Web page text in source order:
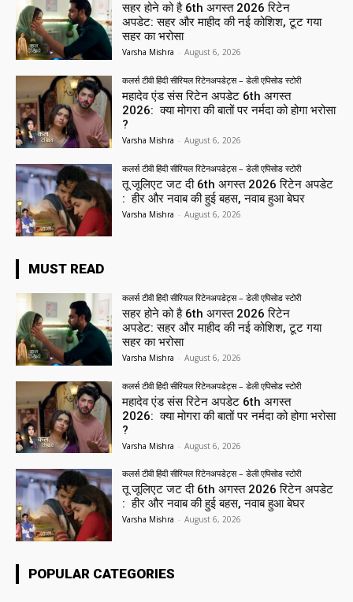
सहर होने को है 6th अगस्त 2026 रिटेन
अपडेट: सहर और माहीद की नई कोशिश, टूट गया
सहर का भरोसा
Varsha Mishra - August 6, 2026
कलर्स टीवी हिंदी सीरियल रिटेनअपडेट्स – डेली एपिसोड स्टोरी
महादेव एंड संस रिटेन अपडेट 6th अगस्त
2026: क्या मोगरा की बातों पर नर्मदा को होगा भरोसा
?
Varsha Mishra - August 6, 2026
कलर्स टीवी हिंदी सीरियल रिटेनअपडेट्स – डेली एपिसोड स्टोरी
तू जूलिएट जट दी 6th अगस्त 2026 रिटेन अपडेट
: हीर और नवाब की हुई बहस, नवाब हुआ बेघर
Varsha Mishra - August 6, 2026
MUST READ
कलर्स टीवी हिंदी सीरियल रिटेनअपडेट्स – डेली एपिसोड स्टोरी
सहर होने को है 6th अगस्त 2026 रिटेन
अपडेट: सहर और माहीद की नई कोशिश, टूट गया
सहर का भरोसा
Varsha Mishra - August 6, 2026
कलर्स टीवी हिंदी सीरियल रिटेनअपडेट्स – डेली एपिसोड स्टोरी
महादेव एंड संस रिटेन अपडेट 6th अगस्त
2026: क्या मोगरा की बातों पर नर्मदा को होगा भरोसा
?
Varsha Mishra - August 6, 2026
कलर्स टीवी हिंदी सीरियल रिटेनअपडेट्स – डेली एपिसोड स्टोरी
तू जूलिएट जट दी 6th अगस्त 2026 रिटेन अपडेट
: हीर और नवाब की हुई बहस, नवाब हुआ बेघर
Varsha Mishra - August 6, 2026
POPULAR CATEGORIES